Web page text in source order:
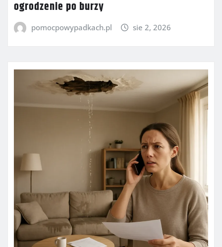
ogrodzenie po burzy
pomocpowypadkach.pl sie 2, 2026